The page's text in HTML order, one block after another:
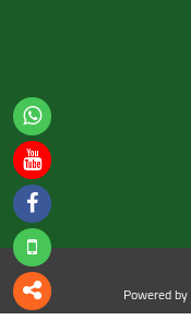
Powered by